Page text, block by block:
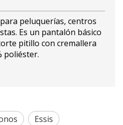
peluquerías, centros
Es un pantalón básico
pitillo con cremallera
poliéster.
Essis